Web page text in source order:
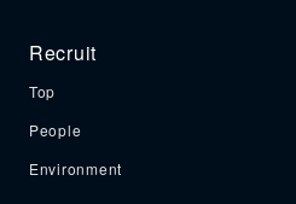
Recruit
Top
People
Environment